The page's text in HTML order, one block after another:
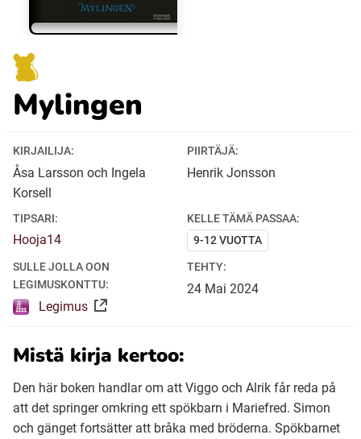
Kaale (Romska)
Kelderash (Romska)
Lovari (Romska)
Mylingen
KIRJAILIJA:
Åsa Larsson och Ingela
Korsell
PIIRTÄJÄ:
Henrik Jonsson
TIPSARI:
Hooja14
KELLE TÄMÄ PASSAA:
9-12 VUOTTA
SULLE JOLLA OON
LEGIMUSKONTTU:
Legimus
TEHTY:
24 Mai 2024
Mistä kirja kertoo:
Den här boken handlar om att Viggo och Alrik får reda på
att det springer omkring ett spökbarn i Mariefred. Simon
och gänget fortsätter att bråka med bröderna. Spökbarnet